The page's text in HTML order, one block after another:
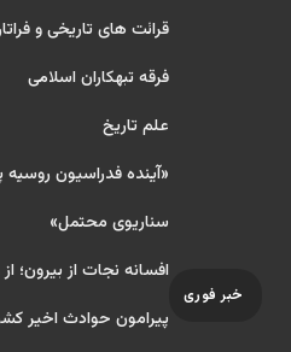
خبر فوری
قرائت های تاریخی و
فرقه تبهکاران اسلامی
علم تاریخ
«آینده فدراسیون
سناریوی محتمل»
افسانه نجات از بیرون؛
پیرامون حوادث اخیر